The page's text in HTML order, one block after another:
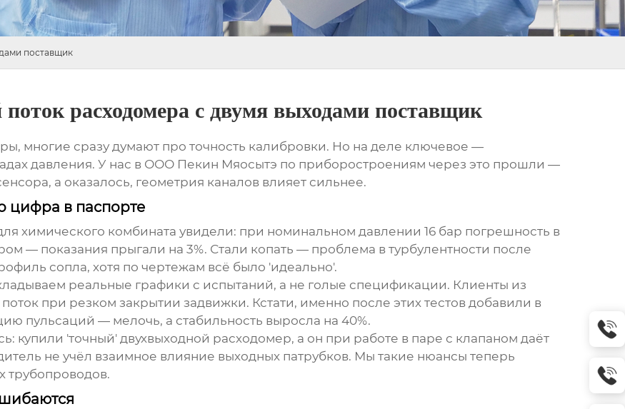
поставщик
расходомера с двумя выходами поставщик
многие сразу думают про точность калибровки. Но на деле ключевое —
давления. У нас в ООО Пекин Мяосытэ по приборостроениям через это прошли —
а оказалось, геометрия каналов влияет сильнее.
в паспорте
химического комбината увидели: при номинальном давлении 16 бар погрешность в
— показания прыгали на 3%. Стали копать — проблема в турбулентности после
сопла, хотя по чертежам всё было 'идеально'.
реальные графики с испытаний, а не голые спецификации. Клиенты из
при резком закрытии задвижки. Кстати, именно после этих тестов добавили в
пульсаций — мелочь, а стабильность выросла на 40%.
купили 'точный' двухвыходной расходомер, а он при работе в паре с клапаном даёт
не учёл взаимное влияние выходных патрубков. Мы такие нюансы теперь
трубопроводов.